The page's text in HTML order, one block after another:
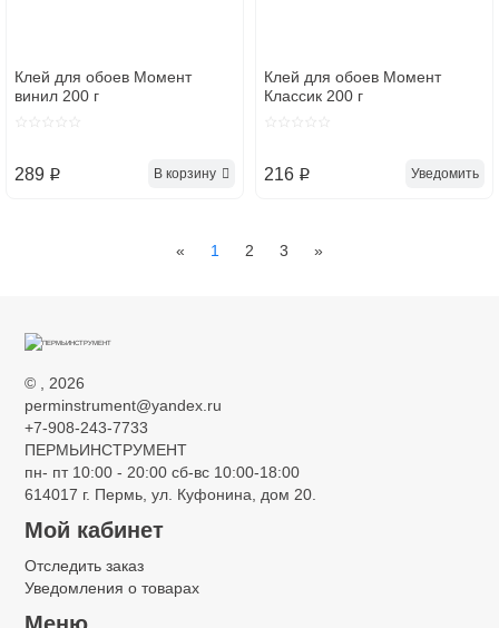
Клей для обоев Момент
винил 200 г
289 p В корзину
Клей для обоев Момент
Классик 200 г
216 p Уведомить
« Previous
1 2 3 »Next
©
, 2026
perminstrument@yandex.ru
+7-908-243-7733
ПЕРМЬИНСТРУМЕНТ
пн- пт 10:00 - 20:00 сб-вс 10:00-18:00
614017 г. Пермь, ул. Куфонина, дом 20.
Мой кабинет
Отследить заказ
Уведомления о товарах
Консультант